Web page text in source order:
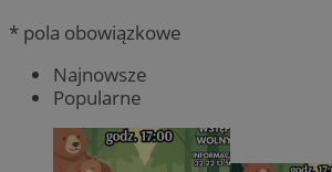
* pola obowiązkowe
Najnowsze
Popularne